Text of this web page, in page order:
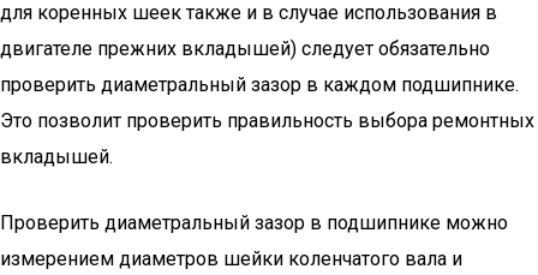
для коренных шеек также и в случае использования в
двигателе прежних вкладышей) следует обязательно
проверить диаметральный зазор в каждом подшипнике.
Это позволит проверить правильность выбора ремонтных
вкладышей.
Проверить диаметральный зазор в подшипнике можно
измерением диаметров шейки коленчатого вала и